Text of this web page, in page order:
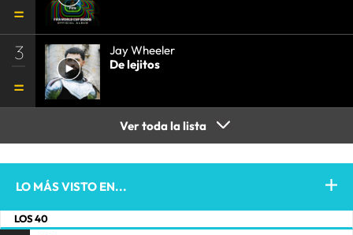
3
Jay Wheeler
De lejitos
Ver toda la lista
LO MÁS VISTO EN...
LOS 40